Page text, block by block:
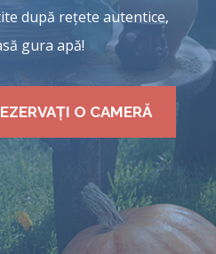
după rețete autentice,
gura apă!
O CAMERĂ